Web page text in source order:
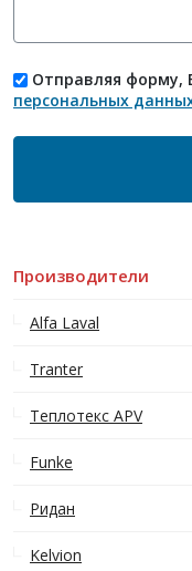
Производители
Alfa Laval
Tranter
Теплотекс APV
Funke
Ридан
Kelvion
Отправляя форму,
персональных